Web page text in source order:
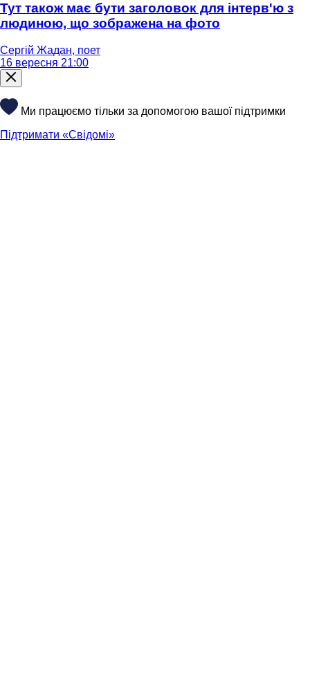
Тут також має бути заголовок для інтерв'ю з
людиною, що зображена на фото
Сергій Жадан, поет
16 вересня 21:00
Ми працюємо тільки за допомогою вашої підтримки
Підтримати «Свідомі»